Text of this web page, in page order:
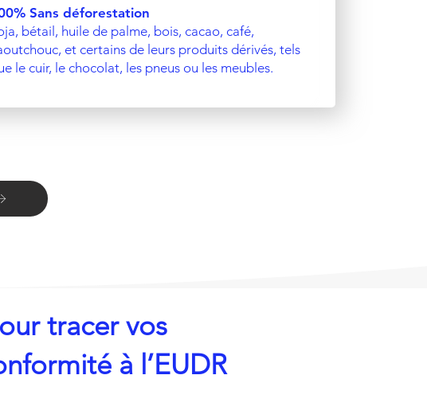
Sans déforestation
bétail, huile de palme, bois, cacao, café,
et certains de leurs produits dérivés, tels
le cuir, le chocolat, les pneus ou les meubles.
tracer vos
à l’EUDR